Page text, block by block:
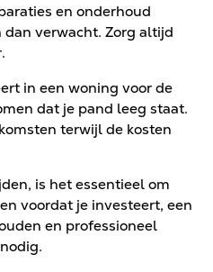
en onderhoud
verwacht. Zorg altijd
in een woning voor de
dat je pand leeg staat.
terwijl de kosten
is het essentieel om
voordat je investeert, een
en professioneel